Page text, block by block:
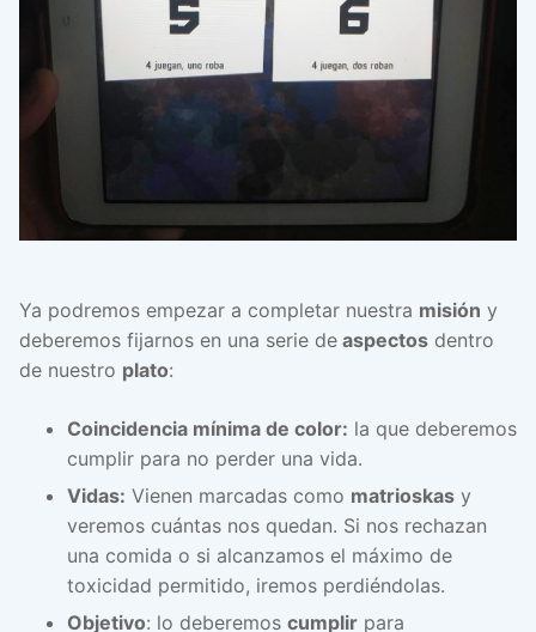
Ya podremos empezar a completar nuestra misión y
deberemos fijarnos en una serie de aspectos dentro
de nuestro plato:
Coincidencia mínima de color: la que deberemos
cumplir para no perder una vida.
Vidas: Vienen marcadas como matrioskas y
veremos cuántas nos quedan. Si nos rechazan
una comida o si alcanzamos el máximo de
toxicidad permitido, iremos perdiéndolas.
Objetivo: lo deberemos cumplir para